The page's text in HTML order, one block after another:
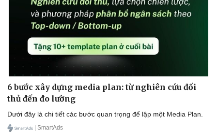
6 bước xây dựng media plan: từ nghiên cứu đối
thủ đến đo lường
Dưới đây là chi tiết các bước quan trọng để lập một Media Plan.
| SmartAds